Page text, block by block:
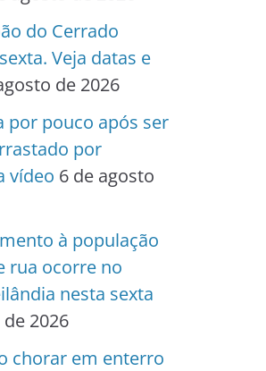
do Cerrado
Veja datas e
de 2026
por pouco após ser
por
vídeo 6 de agosto
à população
rua ocorre no
nesta sexta
2026
chorar em enterro